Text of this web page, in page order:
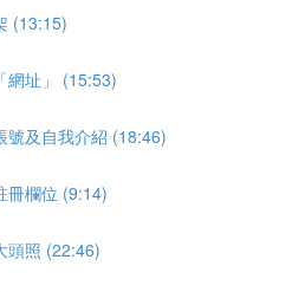
(13:15)
網址」 (15:53)
號及自我介紹 (18:46)
冊欄位 (9:14)
頭照 (22:46)